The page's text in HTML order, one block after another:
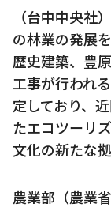
（台中中央社
の林業の発展
歴史建築、豊
工事が行われ
定しており、
たエコツーリ
文化の新たな
農業部（農業